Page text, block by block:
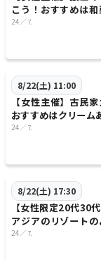
こう！おすすめは
🍎🌹🎀
24／⒎
8/22(土) 11:00
【女性主催】古民
おすすめはクリー
24／⒎
8/22(土) 17:30
【女性限定20代30
アジアのリゾート
こう〜！おすすめは
24／⒎